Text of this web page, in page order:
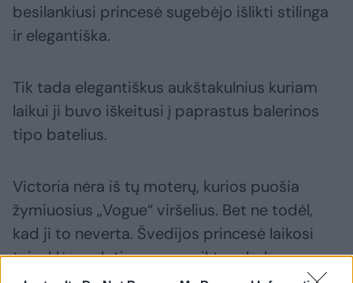
besilankiusi princesė sugebėjo išlikti stilinga
ir elegantiška.
Tik tada elegantiškus aukštakulnius kuriam
laikui ji buvo iškeitusi į paprastus balerinos
tipo batelius.
Victoria nėra iš tų moterų, kurios puošia
žymiuosius „Vogue“ viršelius. Bet ne todėl,
kad ji to neverta. Švedijos princesė laikosi
taisyklės rodyti savo nuveiktus darbus, o ne